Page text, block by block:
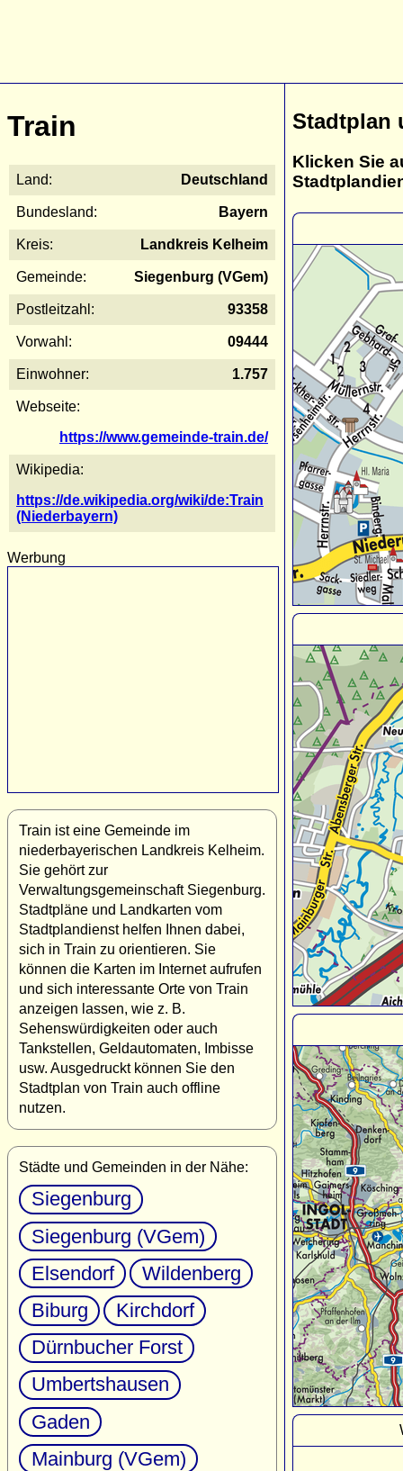
Train
Land: Deutschland
Bundesland: Bayern
Kreis: Landkreis Kelheim
Gemeinde: Siegenburg (VGem)
Postleitzahl: 93358
Vorwahl: 09444
Einwohner: 1.757
Webseite:
https://www.gemeinde-train.de/
Wikipedia:
https://de.wikipedia.org/wiki/de:Train
(Niederbayern)
Werbung
Train ist eine Gemeinde im
niederbayerischen Landkreis Kelheim.
Sie gehört zur
Verwaltungsgemeinschaft Siegenburg.
Stadtpläne und Landkarten vom
Stadtplandienst helfen Ihnen dabei,
sich in Train zu orientieren. Sie
können die Karten im Internet aufrufen
und sich interessante Orte von Train
anzeigen lassen, wie z. B.
Sehenswürdigkeiten oder auch
Tankstellen, Geldautomaten, Imbisse
usw. Ausgedruckt können Sie den
Stadtplan von Train auch offline
nutzen.
Städte und Gemeinden in der Nähe:
Siegenburg
Siegenburg (VGem)
Elsendorf
Wildenberg
Biburg
Kirchdorf
Dürnbucher Forst
Umbertshausen
Gaden
Mainburg (VGem)
Stadtplan
Klicken Sie